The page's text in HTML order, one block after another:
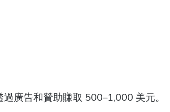
過廣告和贊助賺取 500–1,000 美元。